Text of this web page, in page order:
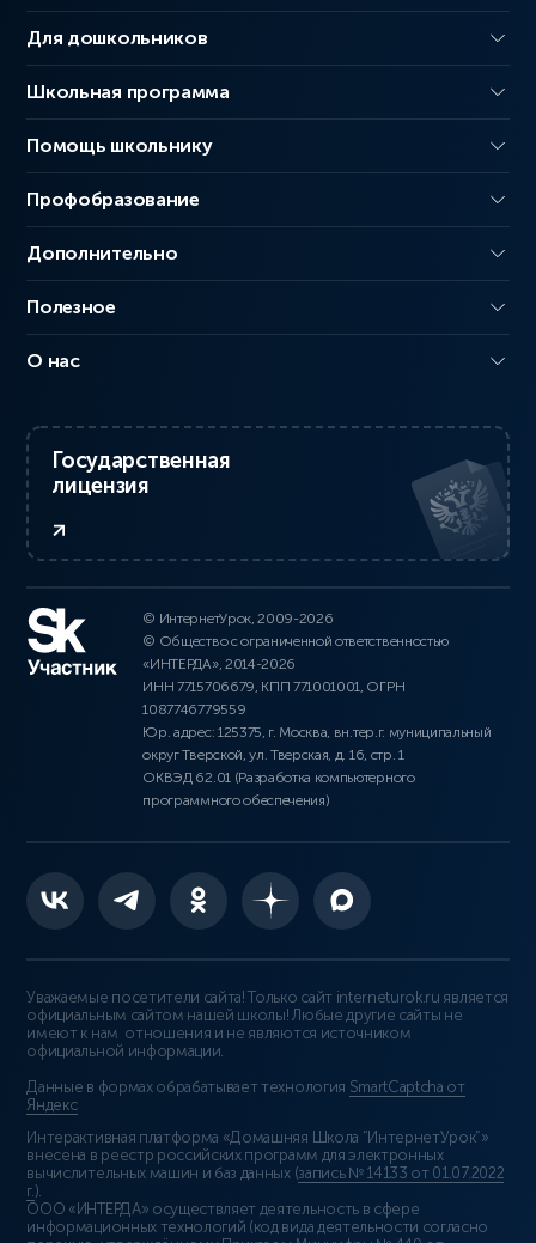
Для дошкольников
Школьная программа
Помощь школьнику
Профобразование
Дополнительно
Полезное
О нас
Государственная
лицензия
© ИнтернетУрок, 2009-2026
© Общество с ограниченной ответственностью
«ИНТЕРДА», 2014-2026
ИНН 7715706679, КПП 771001001, ОГРН
1087746779559
Юр. адрес: 125375, г. Москва, вн.тер.г. муниципальный
округ Тверской, ул. Тверская, д. 16, стр. 1
ОКВЭД 62.01 (Разработка компьютерного
программного обеспечения)
Уважаемые посетители сайта! Только сайт interneturok.ru является
официальным сайтом нашей школы! Любые другие сайты не
имеют к нам отношения и не являются источником
официальной информации.
Данные в формах обрабатывает технология SmartCaptcha от
Яндекс
Интерактивная платформа «Домашняя Школа “ИнтернетУрок”»
внесена в реестр российских программ для электронных
вычислительных машин и баз данных (запись № 14133 от 01.07.2022
г.).
ООО «ИНТЕРДА» осуществляет деятельность в сфере
информационных технологий (код вида деятельности согласно